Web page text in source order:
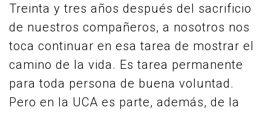
Treinta y tres años después del sacrificio
de nuestros compañeros, a nosotros nos
toca continuar en esa tarea de mostrar el
camino de la vida. Es tarea permanente
para toda persona de buena voluntad.
Pero en la UCA es parte, además, de la